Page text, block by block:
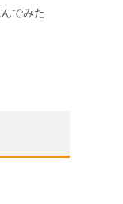
でみた